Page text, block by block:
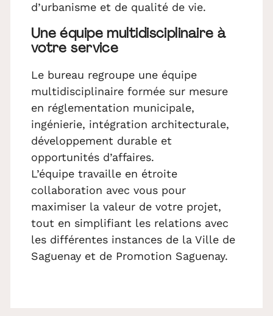
d’urbanisme et de qualité de vie.
Une équipe multidisciplinaire à
votre service
Le bureau regroupe une équipe
multidisciplinaire formée sur mesure
en réglementation municipale,
ingénierie, intégration architecturale,
développement durable et
opportunités d’affaires.
L’équipe travaille en étroite
collaboration avec vous pour
maximiser la valeur de votre projet,
tout en simplifiant les relations avec
les différentes instances de la Ville de
Saguenay et de Promotion Saguenay.